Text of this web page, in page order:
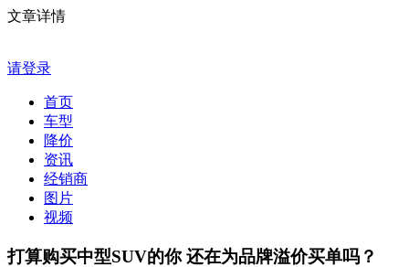
文章详情
请登录
首页
车型
降价
资讯
经销商
图片
视频
打算购买中型SUV的你 还在为品牌溢价买单吗？